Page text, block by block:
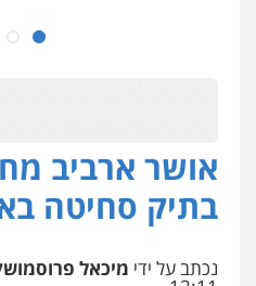
עו"ד איהאב
אייל בן שושן,
פלילי מעצרים
נוער רישום
0522763105
אושר ארביב
בתיק סחיטה
נכתב על ידי מיכאל